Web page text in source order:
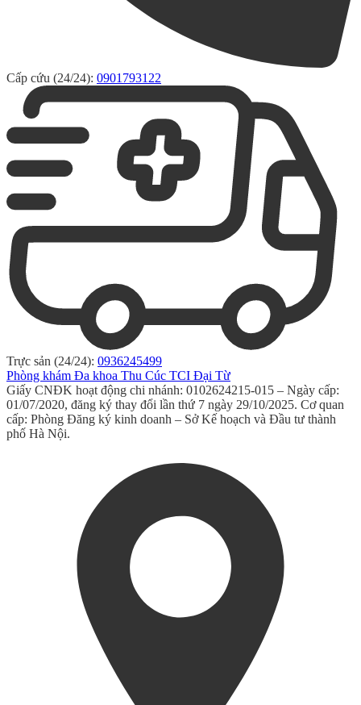
Cấp cứu (24/24): 0901793122
Trực sản (24/24): 0936245499
Phòng khám Đa khoa Thu Cúc TCI Đại Từ
Giấy CNĐK hoạt động chi nhánh: 0102624215-015 – Ngày cấp:
01/07/2020, đăng ký thay đổi lần thứ 7 ngày 29/10/2025. Cơ quan
cấp: Phòng Đăng ký kinh doanh – Sở Kế hoạch và Đầu tư thành
phố Hà Nội.